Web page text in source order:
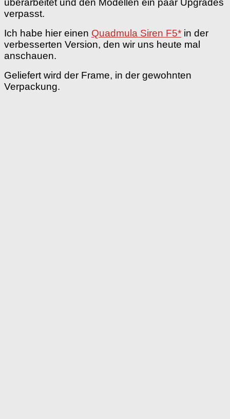
überarbeitet und den Modellen ein paar Upgrades
verpasst.
Ich habe hier einen Quadmula Siren F5* in der
verbesserten Version, den wir uns heute mal
anschauen.
Geliefert wird der Frame, in der gewohnten
Verpackung.